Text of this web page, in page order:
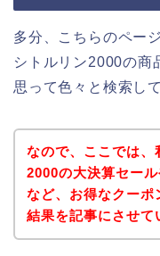
多分、こちらのペー
シトルリン2000の商
思って色々と検索し
なので、ここでは、
2000の大決算セー
など、お得なクーポ
結果を記事にさせて